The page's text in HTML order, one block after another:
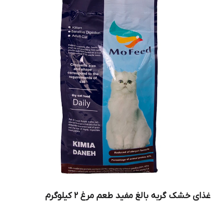
غذای خشک گربه بالغ مفید طعم مرغ ۲ کیلوگرم